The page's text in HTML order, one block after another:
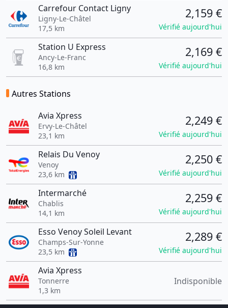
Carrefour Contact Ligny
Ligny-Le-Châtel
17,5 km
2,159 €
Vérifié aujourd'hui
Station U Express
Ancy-Le-Franc
16,8 km
2,169 €
Vérifié aujourd'hui
Autres Stations
Avia Xpress
Ervy-Le-Châtel
23,1 km
2,249 €
Vérifié aujourd'hui
Relais Du Venoy
Venoy
23,6 km
2,250 €
Vérifié aujourd'hui
Intermarché
Chablis
14,1 km
2,259 €
Vérifié aujourd'hui
Esso Venoy Soleil Levant
Champs-Sur-Yonne
23,5 km
2,289 €
Vérifié aujourd'hui
Avia Xpress
Tonnerre
1,3 km
Indisponible